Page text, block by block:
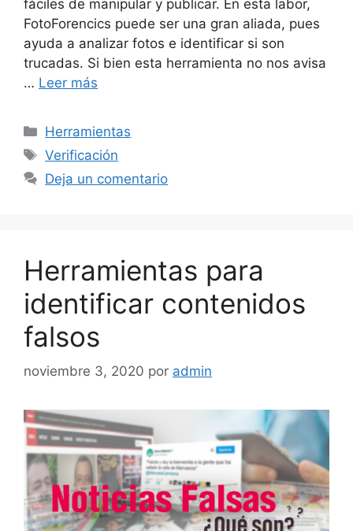
fáciles de manipular y publicar. En esta labor,
FotoForencics puede ser una gran aliada, pues
ayuda a analizar fotos e identificar si son
trucadas. Si bien esta herramienta no nos avisa
… Leer más
Categorías
Herramientas
Etiquetas
Verificación
Deja un comentario
Herramientas para
identificar contenidos
falsos
noviembre 3, 2020 por admin